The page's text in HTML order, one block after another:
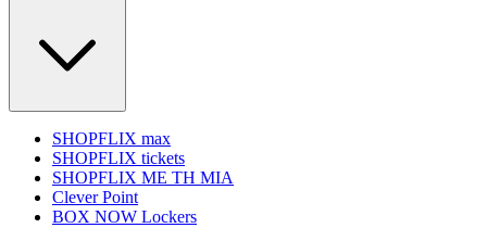
SHOPFLIX max
SHOPFLIX tickets
SHOPFLIX ΜΕ ΤΗ ΜΙΑ
Clever Point
BOX NOW Lockers